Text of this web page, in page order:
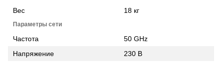
Вес 18 кг
Параметры сети
Частота
50 GHz
Напряжение
230 В